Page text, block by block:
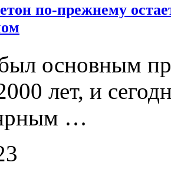
по-прежнему
основным
лет, и
…